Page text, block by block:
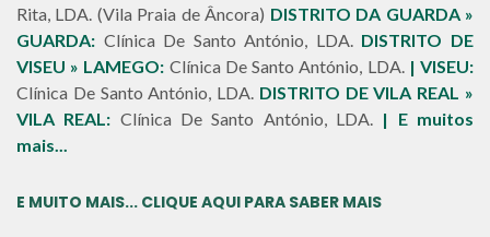
Rita, LDA. (Vila Praia de Âncora) DISTRITO DA GUARDA »
GUARDA: Clínica De Santo António, LDA. DISTRITO DE
VISEU » LAMEGO: Clínica De Santo António, LDA. | VISEU:
Clínica De Santo António, LDA. DISTRITO DE VILA REAL »
VILA REAL: Clínica De Santo António, LDA. | E muitos
mais...
E MUITO MAIS... CLIQUE AQUI PARA SABER MAIS